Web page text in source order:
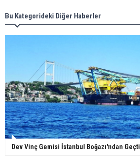
Bu Kategorideki Diğer Haberler
Dev Vinç Gemisi İstanbul Boğazı'ndan Geçti